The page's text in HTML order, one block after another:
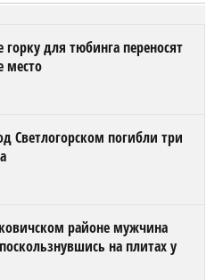
горку для тюбинга переносят
место
Светлогорском погибли три
районе мужчина
на плитах у